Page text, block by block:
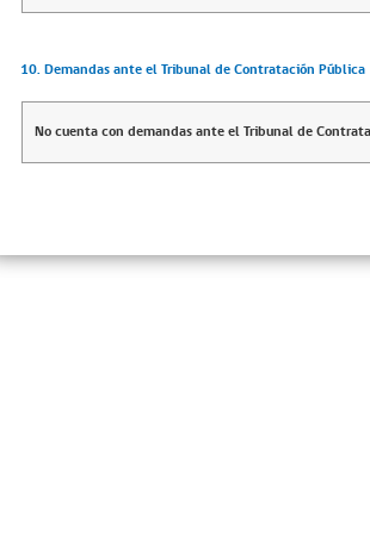
10. Demandas ante el Tribunal de Contratación Pública
No cuenta con demandas ante el Tribunal de